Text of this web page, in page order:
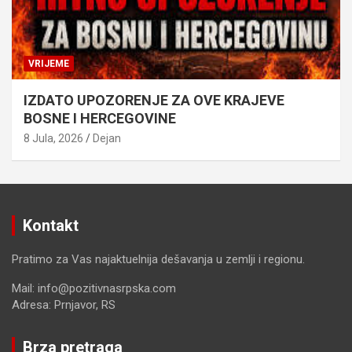
VRIJEME
IZDATO UPOZORENJE ZA OVE KRAJEVE
BOSNE I HERCEGOVINE
8 Jula, 2026 Dejan
Kontakt
Pratimo za Vas najaktuelnija dešavanja u zemlji i regionu.
Mail: info@pozitivnasrpska.com
Adresa: Prnjavor, RS
Brza pretraga